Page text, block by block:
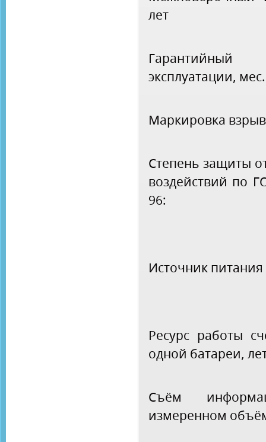
лет
эксплуатации, мес.
Маркировка
Степень защиты
воздействий по
96:
Источник питания
Ресурс работы
одной батареи,
Съём
измеренном